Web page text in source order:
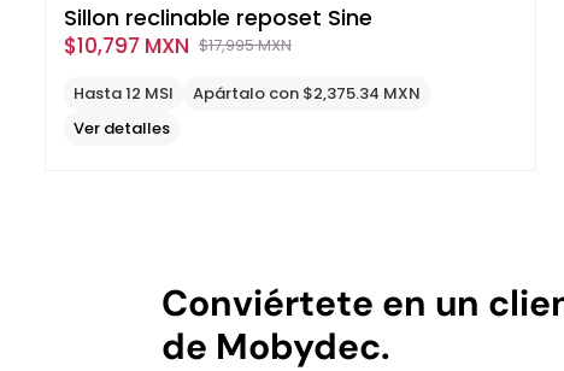
Sillon reclinable reposet Sine
$17,995 MXNOriginal
price
$10,797 MXN
Current
price
Hasta 12 MSI
Apártalo con $2,375.34 MXN
Ver detalles
Conviértete en un
de Mobydec.